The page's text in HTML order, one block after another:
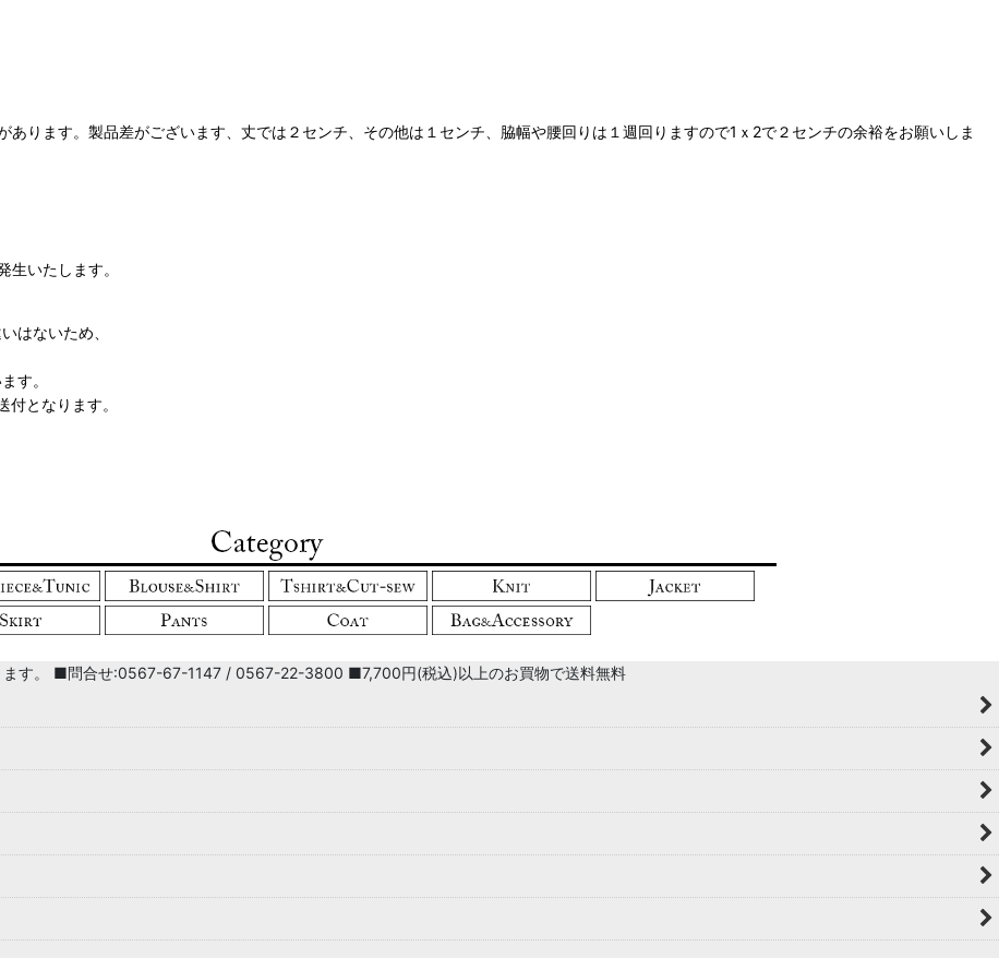
ります。製品差がございます、丈では２センチ、その他は１センチ、脇幅や腰回りは１週回りますので1ｘ2で２センチの余裕をお願いしま
いたします。
はないため、
す。
となります。
す。 ■問合せ:0567-67-1147 / 0567-22-3800 ■7,700円(税込)以上のお買物で送料無料